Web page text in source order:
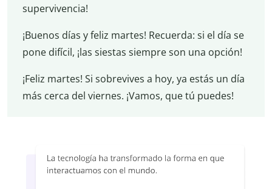
supervivencia!
¡Buenos días y feliz martes! Recuerda: si el día se
pone difícil, ¡las siestas siempre son una opción!
¡Feliz martes! Si sobrevives a hoy, ya estás un día
más cerca del viernes. ¡Vamos, que tú puedes!